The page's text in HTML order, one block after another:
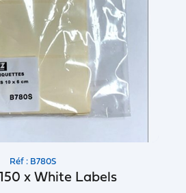
Réf : B780S
x White Labels